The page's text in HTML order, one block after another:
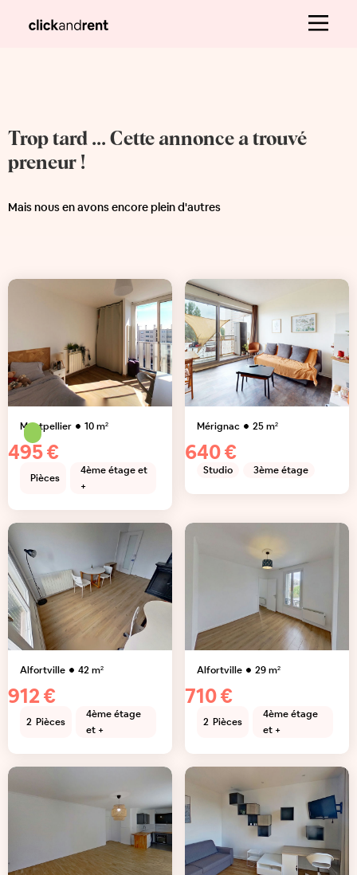
Trop tard ... Cette annonce a trouvé
preneur !
Mais nous en avons encore plein d'autres
Montpellier 10m²
495 €
Pièces
4ème étage et
+
Mérignac 25m²
640 €
Studio 3ème étage
Alfortville 42m²
912 €
2 Pièces
4ème étage
et +
Alfortville 29m²
710 €
2 Pièces
4ème étage
et +